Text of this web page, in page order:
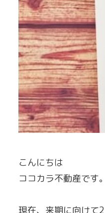
こんにちは
ココカラ不動産です。
現在、来期に向けて